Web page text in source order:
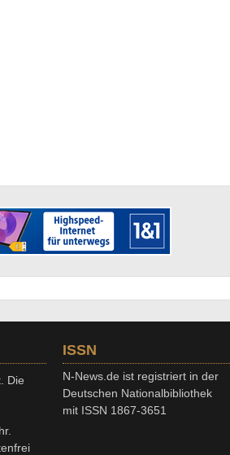
Die
ISSN
N-News.de ist registriert in der
Deutschen Nationalbibliothek
mit ISSN 1867-3651